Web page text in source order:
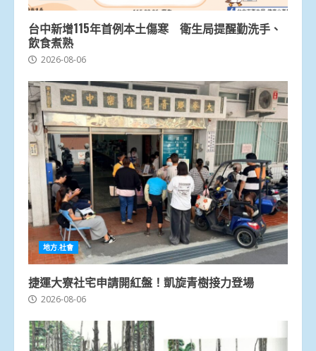
台中新增115年首例本土傷寒 衛生局提醒勤洗手、
飲食煮熟
2026-08-06
地方.社會
捷運大寮社宅申請開紅盤！凱旋青樹接力登場
2026-08-06